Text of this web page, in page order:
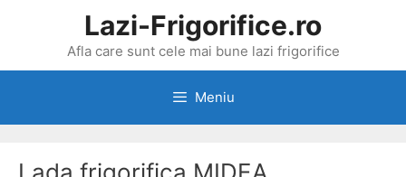
Lazi-Frigorifice.ro
Afla care sunt cele mai bune lazi frigorifice
Meniu